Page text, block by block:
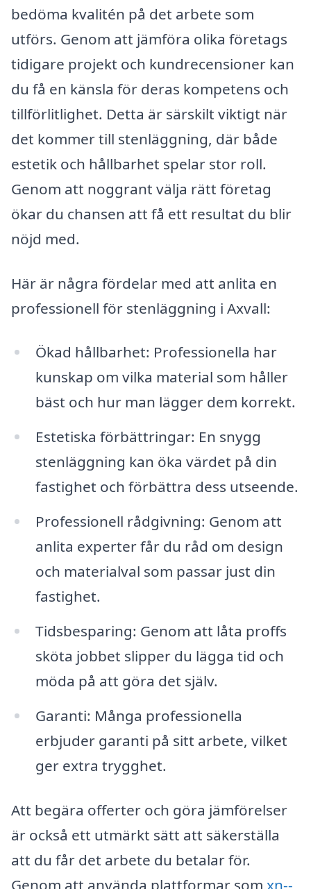
bedöma kvalitén på det arbete som
utförs. Genom att jämföra olika företags
tidigare projekt och kundrecensioner kan
du få en känsla för deras kompetens och
tillförlitlighet. Detta är särskilt viktigt när
det kommer till stenläggning, där både
estetik och hållbarhet spelar stor roll.
Genom att noggrant välja rätt företag
ökar du chansen att få ett resultat du blir
nöjd med.
Här är några fördelar med att anlita en
professionell för stenläggning i Axvall:
Ökad hållbarhet: Professionella har
kunskap om vilka material som håller
bäst och hur man lägger dem korrekt.
Estetiska förbättringar: En snygg
stenläggning kan öka värdet på din
fastighet och förbättra dess utseende.
Professionell rådgivning: Genom att
anlita experter får du råd om design
och materialval som passar just din
fastighet.
Tidsbesparing: Genom att låta proffs
sköta jobbet slipper du lägga tid och
möda på att göra det själv.
Garanti: Många professionella
erbjuder garanti på sitt arbete, vilket
ger extra trygghet.
Att begära offerter och göra jämförelser
är också ett utmärkt sätt att säkerställa
att du får det arbete du betalar för.
Genom att använda plattformar som xn--